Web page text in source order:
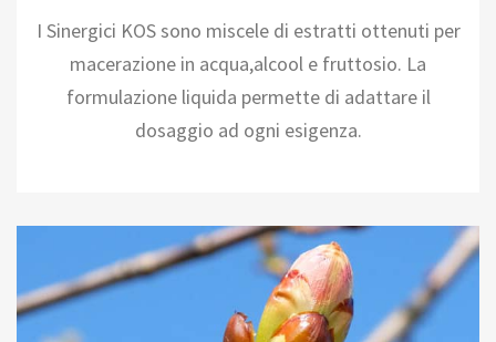
I Sinergici KOS sono miscele di estratti ottenuti per
macerazione in acqua,alcool e fruttosio. La
formulazione liquida permette di adattare il
dosaggio ad ogni esigenza.